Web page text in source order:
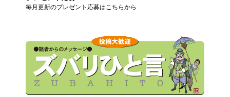
毎月更新のプレゼント応募はこちらから